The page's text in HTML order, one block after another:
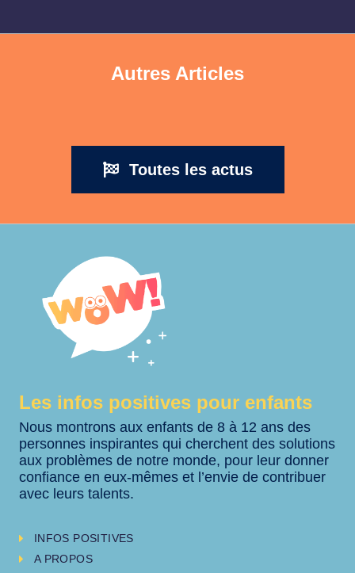
Autres Articles
Toutes les actus
Les infos positives pour enfants
Nous montrons aux enfants de 8 à 12 ans des
personnes inspirantes qui cherchent des solutions
aux problèmes de notre monde, pour leur donner
confiance en eux-mêmes et l’envie de contribuer
avec leurs talents.
INFOS POSITIVES
A PROPOS